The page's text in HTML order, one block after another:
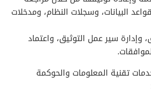
البيانات، وسجلات النظام، ومدخلات
وإدارة سير عمل التوثيق، واعتماد
تقنية المعلومات والحوكمة